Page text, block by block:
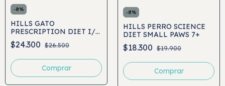
-8%
HILLS GATO
PRESCRIPTION DIET I/D
DIGESTIVE CARE
$24.300 $26.500
Comprar
-8%
HILLS PERRO SCIENCE
DIET SMALL PAWS 7+
$18.300 $19.900
Comprar